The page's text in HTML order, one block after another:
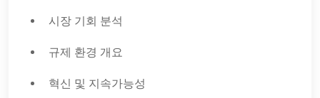
시장 기회 분석
규제 환경 개요
혁신 및 지속가능성